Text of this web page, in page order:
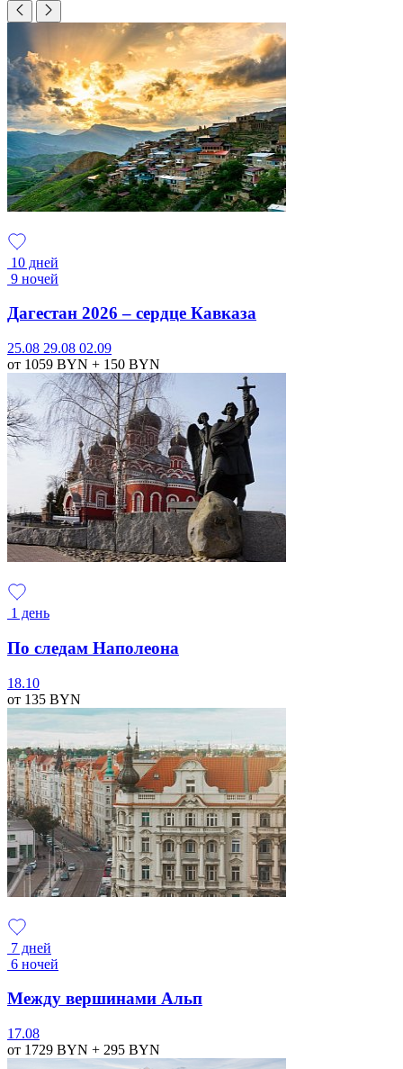
10 дней
9 ночей
Дагестан 2026 – сердце Кавказа
25.08 29.08 02.09
от 1059 BYN + 150 BYN
1 день
По следам Наполеона
18.10
от 135 BYN
7 дней
6 ночей
Между вершинами Альп
17.08
от 1729 BYN + 295 BYN